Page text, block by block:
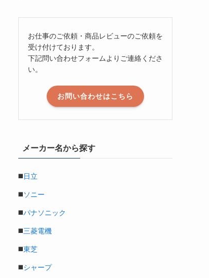
お仕事のご依頼・商品レビューのご依頼を
受け付けております。
下記問い合わせフォームよりご連絡くださ
い。
お問い合わせはこちら
メーカー名から探す
◼️日立
◼️ソニー
◼️パナソニック
◼️三菱電機
◼️東芝
◼️シャープ